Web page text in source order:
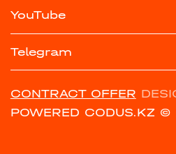
YouTube
Telegram
CONTRACT OFFER
POWERED CODUS.KZ ©